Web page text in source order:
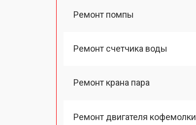
Ремонт помпы
Ремонт счетчика воды
Ремонт крана пара
Ремонт двигателя кофемолки